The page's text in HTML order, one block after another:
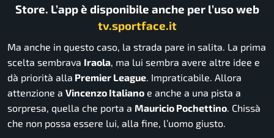
Store. L’app è disponibile anche per l’uso web
tv.sportface.it
Ma anche in questo caso, la strada pare in salita. La prima
scelta sembrava Iraola, ma lui sembra avere altre idee e
dà priorità alla Premier League. Impraticabile. Allora
attenzione a Vincenzo Italiano e anche a una pista a
sorpresa, quella che porta a Mauricio Pochettino. Chissà
che non possa essere lui, alla fine, l’uomo giusto.